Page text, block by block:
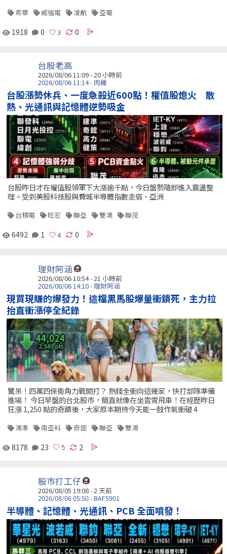
希華 威強電 凌航 亞電
1918 0 0
台股老高
2026/08/06 11:09 -20 小時前
2026/08/06 11:14 - 肉雞
台股漲勢休兵、一度急殺近600點！權值股熄火 散
熱、光通訊與記憶體逆勢吸金
台股昨日才在權值股領軍下大漲逾千點，今日盤勢隨即進入震盪整
理。受到美股科技股與費城半導體指數走弱、亞洲
台積電 旺宏 聯亞 雙鴻 聯茂
6492 1 0
理財阿涵
2026/08/06 10:54 -21 小時前
2026/08/06 14:10 - 理財阿涵
現買現賺的爆發力！這檔黑馬股爆量衝鎖死，主力拉
抬直衝漲停全紀錄
驚呆！四萬四保衛角力戰開打？ 熱錢全衝向這幾家，快打部隊準備
進場！ 今日早盤的台北股市，簡直就像在坐雲霄飛車！在經歷昨日
狂漲 1,250 點的奇蹟後，大家原本期待今天能一鼓作氣衝破 4
鴻準 南亞科 奇鋐 聯亞 雙鴻
8178 23 2
股市打工仔
2026/08/05 19:08 - 2 天前
2026/08/06 05:50 - BAF5901
半導體、記憶體、光通訊、PCB 全面噴發！